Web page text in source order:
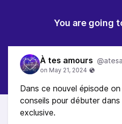
You are going
À tes amours
Dans ce nouvel épisode
conseils pour débuter
exclusive.